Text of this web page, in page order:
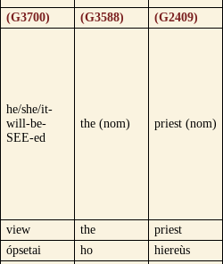
(G3700) (G3588) (G2409)
he/she/it-
will-be-
SEE-ed
the (nom) priest (nom)
view the
priest
ópsetai ho hiereùs